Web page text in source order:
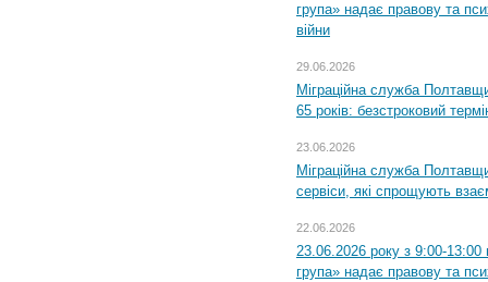
група» надає правову та
війни
29.06.2026
Міграційна служба
65 років: безстроковий
23.06.2026
Міграційна служба
сервіси, які спрощують
22.06.2026
23.06.2026 року з 9:00-13:00
група» надає правову та